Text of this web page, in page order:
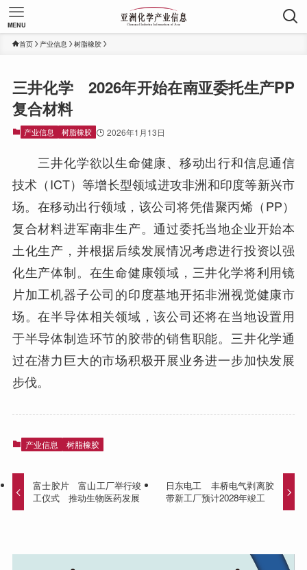
MENU
首页 产业信息 树脂橡胶
三井化学 2026年开始在南亚委托生产PP
复合材料
产业信息 树脂橡胶 2026年1月13日
三井化学欲以生命健康、移动出行和信息通信
技术（ICT）等增长型领域进攻非洲和印度等新兴市
场。在移动出行领域，该公司将凭借聚丙烯（PP）
复合材料进军南非生产。通过委托当地企业开始本
土化生产，并根据后续发展情况考虑进行投资以强
化生产体制。在生命健康领域，三井化学将利用镜
片加工机器子公司的印度基地开拓非洲视觉健康市
场。在半导体相关领域，该公司还将在当地设置用
于半导体制造环节的胶带的销售职能。三井化学通
过在潜力巨大的市场积极开展业务进一步加快发展
步伐。
产业信息 树脂橡胶
富士胶片 富山工厂举行竣
工仪式 推动生物医药发展
日东电工 丰桥电气剥离胶
带新工厂预计2028年竣工